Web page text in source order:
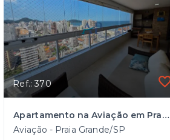
Ref.: 370
Apartamento na Aviação em Praia Grande Vista Mar com 3 Dormitórios
Aviação - Praia Grande/SP